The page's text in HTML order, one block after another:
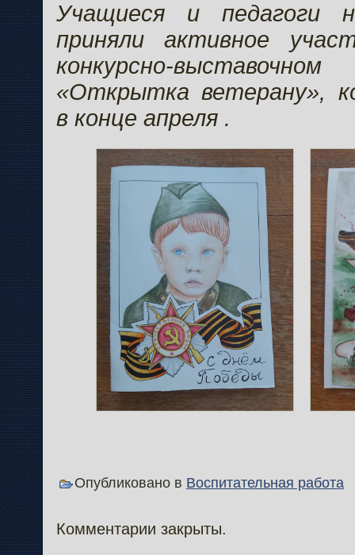
Учащиеся и педагоги
приняли активное
конкурсно-
«Открытка ветерану»,
в конце апреля .
Опубликовано в Воспитательная работа
Комментарии закрыты.